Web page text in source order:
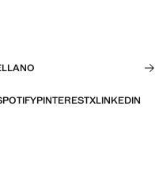
PINTERESTXLINKEDIN